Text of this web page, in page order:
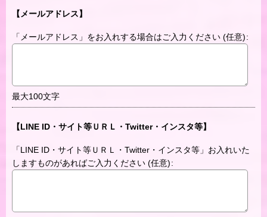
【メールアドレス】
「メールアドレス」をお入れする場合はご入力ください (任意):
最大100文字
【LINE ID・サイト等ＵＲＬ・Twitter・インスタ等】
「LINE ID・サイト等ＵＲＬ・Twitter・インスタ等」お入れいた
しますものがあればご入力ください (任意):